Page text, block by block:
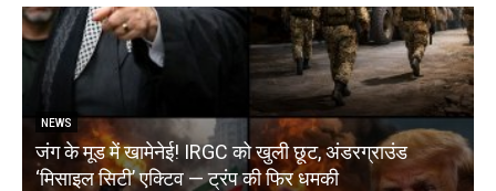
NEWS
जंग के मूड में खामेनेई! IRGC को खुली छूट, अंडरग्राउंड
‘मिसाइल सिटी’ एक्टिव — ट्रंप की फिर धमकी